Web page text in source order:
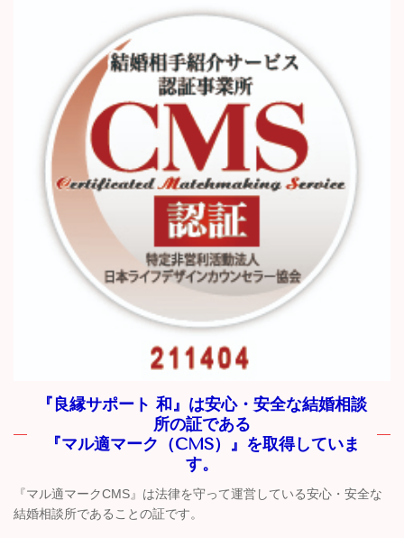
『良縁サポート 和』は安心・安全な結婚相談
所の証である
『マル適マーク（CMS）』を取得していま
す。
『マル適マークCMS』は法律を守って運営している安心・安全な
結婚相談所であることの証です。